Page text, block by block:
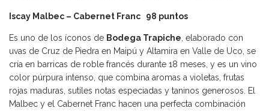
Iscay Malbec – Cabernet Franc 98 puntos
Es uno de los íconos de Bodega Trapiche , elaborado con
uvas de Cruz de Piedra en Maipú y Altamira en Valle de Uco, se
cría en barricas de roble francés durante 18 meses, y es un vino
color púrpura intenso, que combina aromas a violetas, frutas
rojas maduras, sutiles notas especiadas y taninos generosos. El
Malbec y el Cabernet Franc hacen una perfecta combinación